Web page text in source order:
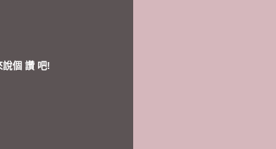
說個 讚 吧!